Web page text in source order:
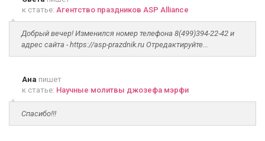
к статье: Агентство праздников ASP Alliance
Добрый вечер! Изменился номер телефона 8(499)394-22-42 и
адрес сайта - https://asp-prazdnik.ru Отредактируйте...
Ана пишет
к статье: Научные молитвы джозефа мэрфи
Спасибо!!!